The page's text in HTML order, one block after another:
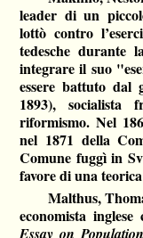
leader di un
lottò contro
tedesche durante
integrare il suo
essere battuto dal
1893), socialista
riformismo. Nel
nel 1871 della
Comune fuggì in
favore di una
Malthus,
economista
Essay on Population